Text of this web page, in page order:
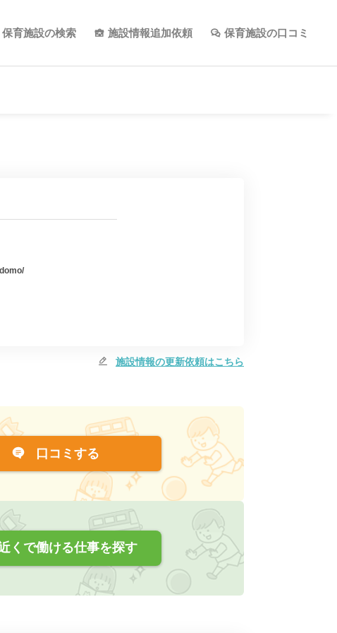
保育施設の検索 施設情報追加依頼 保育施設の口コミ
施設情報の更新依頼はこちら
口コミする
くで働ける仕事を探す